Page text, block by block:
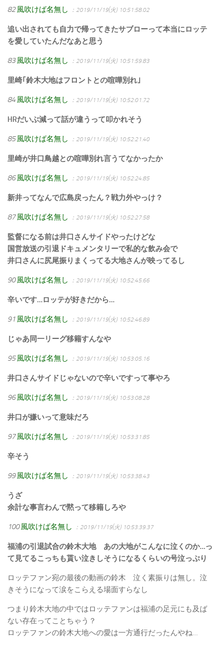
82 風吹けば名無し ：2019/11/19(火) 10:51:58.02
追い出されても自力で帰ってきたサブローって本当にロッテ
を愛していたんだなあと思う
83 風吹けば名無し ：2019/11/19(火) 10:51:59.83
里崎｢鈴木大地はフロントとの喧嘩別れ｣
84 風吹けば名無し ：2019/11/19(火) 10:52:01.72
HRだいぶ減って話が違うって叩かれそう
85 風吹けば名無し ：2019/11/19(火) 10:52:21.40
里崎が井口鳥越との喧嘩別れ言うてなかったか
86 風吹けば名無し ：2019/11/19(火) 10:52:24.85
新井ってなんで広島戻ったん？戦力外やっけ？
87 風吹けば名無し ：2019/11/19(火) 10:52:27.58
監督になる前は井口さんサイドやったけどな
国営放送の引退ドキュメンタリーで私的な飲み会で
井口さんに尻尾振りまくってる大地さんが映ってるし
90 風吹けば名無し ：2019/11/19(火) 10:52:45.66
辛いです…ロッテが好きだから…
91 風吹けば名無し ：2019/11/19(火) 10:52:46.89
じゃあ同一リーグ移籍すんなや
95 風吹けば名無し ：2019/11/19(火) 10:53:05.16
井口さんサイドじゃないので辛いですって事やろ
96 風吹けば名無し ：2019/11/19(火) 10:53:08.28
井口が嫌いって意味だろ
97 風吹けば名無し ：2019/11/19(火) 10:53:31.85
辛そう
99 風吹けば名無し ：2019/11/19(火) 10:53:38.43
うざ
余計な事言わんで黙って移籍しろや
100 風吹けば名無し ：2019/11/19(火) 10:53:39.37
福浦の引退試合の鈴木大地 あの大地がこんなに泣くのか…っ
て見てるこっちも貰い泣きしそうになるくらいの号泣っぷり
ロッテファン宛の最後の動画の鈴木 泣く素振りは無し。泣
きそうになって涙をこらえる場面すらなし
つまり鈴木大地の中ではロッテファンは福浦の足元にも及ば
ない存在ってことちゃう？
ロッテファンの鈴木大地への愛は一方通行だったんやね…